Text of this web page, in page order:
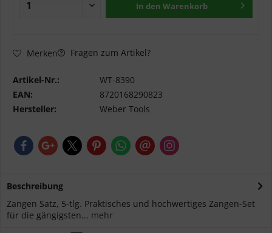
In den Warenkorb
Merken Fragen zum Artikel?
Artikel-Nr.:
WT-8390
EAN:
8720168290823
Hersteller:
Weber Tools
Beschreibung
Zangen Satz, 5-tlg. Praktisches und hochwertiges Zangen-Set
für die gängigsten... mehr